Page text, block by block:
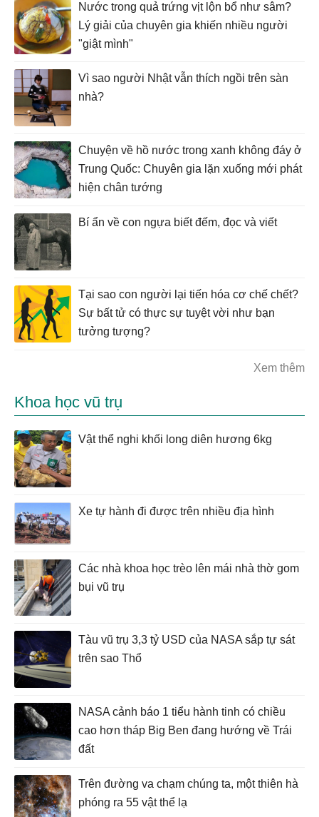
Nước trong quả trứng vịt lộn bổ như sâm?
Lý giải của chuyên gia khiến nhiều người
"giật mình"
Vì sao người Nhật vẫn thích ngồi trên sàn
nhà?
Chuyện về hồ nước trong xanh không đáy ở
Trung Quốc: Chuyên gia lặn xuống mới phát
hiện chân tướng
Bí ẩn về con ngựa biết đếm, đọc và viết
Tại sao con người lại tiến hóa cơ chế chết?
Sự bất tử có thực sự tuyệt vời như bạn
tưởng tượng?
Xem thêm
Khoa học vũ trụ
Vật thể nghi khối long diên hương 6kg
Xe tự hành đi được trên nhiều địa hình
Các nhà khoa học trèo lên mái nhà thờ gom
bụi vũ trụ
Tàu vũ trụ 3,3 tỷ USD của NASA sắp tự sát
trên sao Thổ
NASA cảnh báo 1 tiểu hành tinh có chiều
cao hơn tháp Big Ben đang hướng về Trái
đất
Trên đường va chạm chúng ta, một thiên hà
phóng ra 55 vật thể lạ